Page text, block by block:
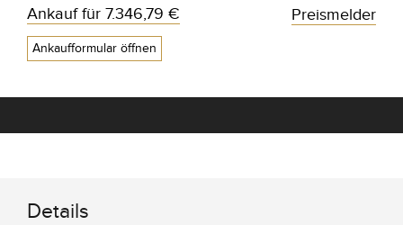
Ankauf für 7.346,79 €
Ankaufformular öffnen
Preismelder
Details